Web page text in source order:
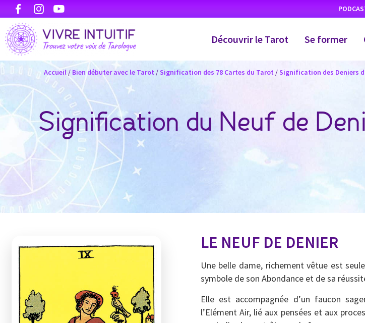
Découvrir le Tarot Se former
Accueil / Bien débuter avec le Tarot /Signification des 78 Cartes du Tarot /Signification des Deniers
Signification du Neuf de
LE NEUF DE DENIER
Une belle dame, richement vêtue est
symbole de son Abondance et de sa
Elle est accompagnée d’un faucon
l’Elément Air, lié aux pensées et aux